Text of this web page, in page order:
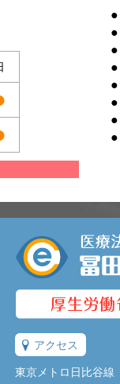
アクセス
東京メトロ日比谷線